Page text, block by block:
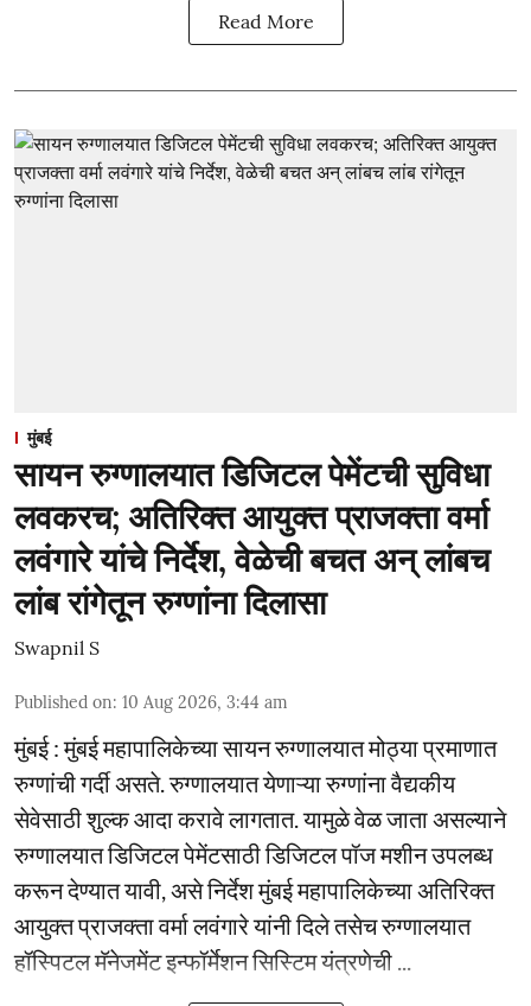
Read More
मुंबई
सायन रुग्णालयात डिजिटल पेमेंटची सुविधा
लवकरच; अतिरिक्त आयुक्त प्राजक्ता वर्मा
लवंगारे यांचे निर्देश, वेळेची बचत अन् लांबच
लांब रांगेतून रुग्णांना दिलासा
Swapnil S
Published on: 10 Aug 2026, 3:44 am
मुंबई : मुंबई महापालिकेच्या सायन रुग्णालयात मोठ्या प्रमाणात
रुग्णांची गर्दी असते. रुग्णालयात येणाऱ्या रुग्णांना वैद्यकीय
सेवेसाठी शुल्क आदा करावे लागतात. यामुळे वेळ जाता असल्याने
रुग्णालयात डिजिटल पेमेंटसाठी डिजिटल पॉज मशीन उपलब्ध
करून देण्यात यावी, असे निर्देश मुंबई महापालिकेच्या अतिरिक्त
आयुक्त प्राजक्ता वर्मा लवंगारे यांनी दिले तसेच रुग्णालयात
हॉस्पिटल मॅनेजमेंट इन्फॉर्मेशन सिस्टिम यंत्रणेची ...